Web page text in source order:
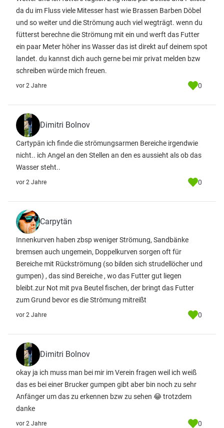
da du im Fluss viele Mitesser hast wie Brassen Barben Döbel
und so weiter und die Strömung auch viel wegträgt. wenn du
fütterst berechne die Strömung mit ein und werft das Futter
ein paar Meter höher ins Wasser das ist direkt auf deinem spot
landet. du kannst dich auch gerne bei mir privat melden bzw
schreiben würde mich freuen.
vor 2 Jahre 0
Dimitri Bolnov
Cartypän ich finde die strömungsarmen Bereiche irgendwie
nicht.. ich Angel an den Stellen an den es aussieht als ob das
Wasser steht..
vor 2 Jahre 0
Carpytän
Innenkurven haben zbsp weniger Strömung, Sandbänke
bremsen auch ungemein, Doppelkurven sorgen oft für
Bereiche mit Rückströmung (so bilden sich strudellöcher und
gumpen) , das sind Bereiche , wo das Futter gut liegen
bleibt.zur Not mit pva Beutel fischen, der bringt das Futter
zum Grund bevor es die Strömung mitreißt
vor 2 Jahre 0
Dimitri Bolnov
okay ja ich muss man bei mir im Verein fragen weil ich weiß
das es bei einer Brucker gumpen gibt aber bin noch zu sehr
Anfänger um das zu erkennen bzw zu sehen 😂 trotzdem
danke
vor 2 Jahre 0